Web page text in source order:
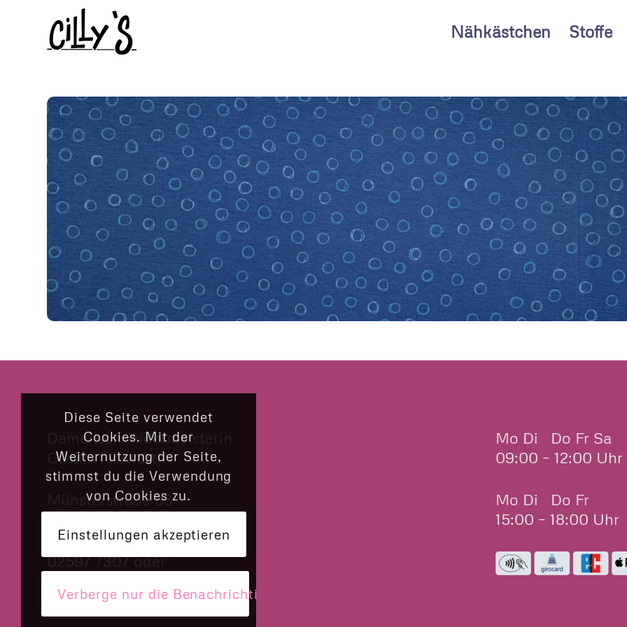
Nähkästchen Stoffe
CILLY’S NÄHKÄSTCHEN
Damenschneidermeisterin
Cäcilia Niewerth
Münsterstraße 33
02597 7307 oder
Mo Di Do Fr Sa
09:00 – 12:00 Uhr
Mo Di Do Fr
15:00 – 18:00 Uhr
Diese Seite verwendet
Cookies. Mit der
Weiternutzung der Seite,
stimmst du die Verwendung
von Cookies zu.
Einstellungen akzeptieren
Verberge nur die Benachrichtigung